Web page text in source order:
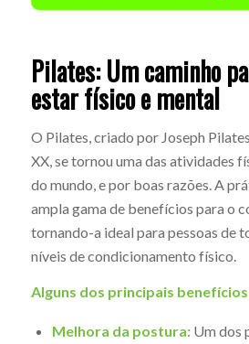
Pilates: Um caminho
estar físico e mental
O Pilates, criado por Joseph
XX, se tornou uma das atividades
do mundo, e por boas razões. A
ampla gama de benefícios para o
tornando-a ideal para pessoas de
níveis de condicionamento físico.
Alguns dos principais
Melhora da postura:Um dos